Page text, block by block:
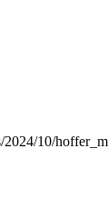
10/